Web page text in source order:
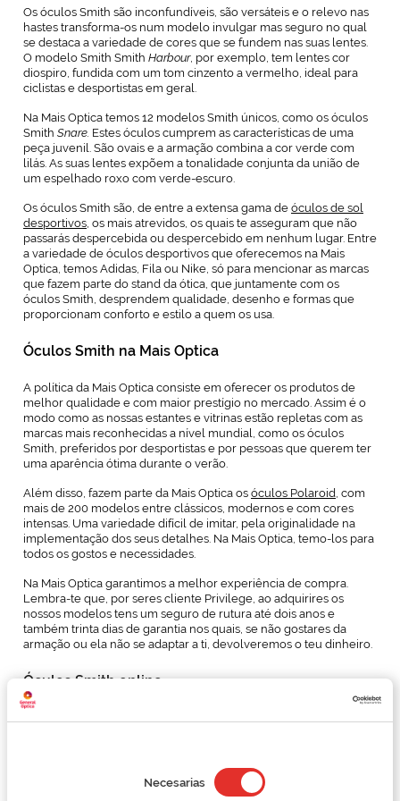
de
consentimiento
Necesarias
Os óculos Smith são inconfundíveis, são versáteis e o relevo nas
hastes transforma-os num modelo invulgar mas seguro no qual
se destaca a variedade de cores que se fundem nas suas lentes.
O modelo Smith Smith Harbour, por exemplo, tem lentes cor
diospiro, fundida com um tom cinzento a vermelho, ideal para
ciclistas e desportistas em geral.
Na Mais Optica temos 12 modelos Smith únicos, como os óculos
Smith Snare. Estes óculos cumprem as características de uma
peça juvenil. São ovais e a armação combina a cor verde com
lilás. As suas lentes expõem a tonalidade conjunta da união de
um espelhado roxo com verde-escuro.
Os óculos Smith são, de entre a extensa gama de óculos de sol
desportivos, os mais atrevidos, os quais te asseguram que não
passarás despercebida ou despercebido em nenhum lugar. Entre
a variedade de óculos desportivos que oferecemos na Mais
Optica, temos Adidas, Fila ou Nike, só para mencionar as marcas
que fazem parte do stand da ótica, que juntamente com os
óculos Smith, desprendem qualidade, desenho e formas que
proporcionam conforto e estilo a quem os usa.
Óculos Smith na Mais Optica
A política da Mais Optica consiste em oferecer os produtos de
melhor qualidade e com maior prestígio no mercado. Assim é o
modo como as nossas estantes e vitrinas estão repletas com as
marcas mais reconhecidas a nível mundial, como os óculos
Smith, preferidos por desportistas e por pessoas que querem ter
uma aparência ótima durante o verão.
Além disso, fazem parte da Mais Optica os óculos Polaroid, com
mais de 200 modelos entre clássicos, modernos e com cores
intensas. Uma variedade difícil de imitar, pela originalidade na
implementação dos seus detalhes. Na Mais Optica, temo-los para
todos os gostos e necessidades.
Na Mais Optica garantimos a melhor experiência de compra.
Lembra-te que, por seres cliente Privilege, ao adquirires os
nossos modelos tens um seguro de rutura até dois anos e
também trinta dias de garantia nos quais, se não gostares da
armação ou ela não se adaptar a ti, devolveremos o teu dinheiro.
Óculos Smith online
saber que a partir do website, poupas tempo importante entre o
percurso de ida e regresso, até ao tempo de observação para